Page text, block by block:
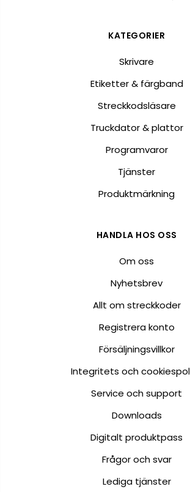
KATEGORIER
Skrivare
Etiketter & färgband
Streckkodsläsare
Truckdator & plattor
Programvaror
Tjänster
Produktmärkning
HANDLA HOS OSS
Om oss
Nyhetsbrev
Allt om streckkoder
Registrera konto
Försäljningsvillkor
Integritets och
Service och support
Downloads
Digitalt produktpass
Frågor och svar
Lediga tjänster